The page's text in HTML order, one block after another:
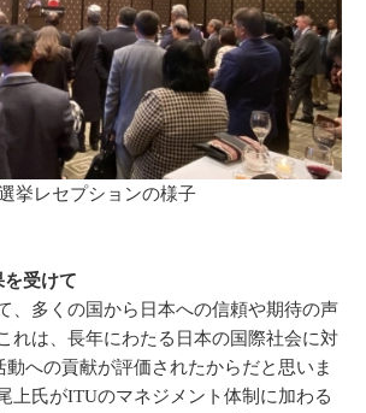
挙レセプションの様子
を受けて
、多くの国から日本への信頼や期待の声
れは、長年にわたる日本の国際社会に対
への貢献が評価されたからだと思いま
上氏がITUのマネジメント体制に加わる